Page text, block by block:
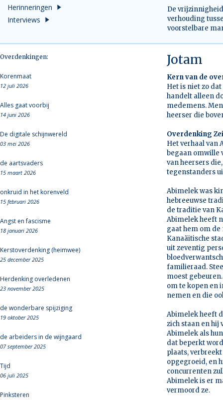
Herinneringen
Interviews
De
verhouding
voorstelbare
Overdenkingen:
Korenmaat
12 juli 2026
Alles gaat voorbij
14 juni 2026
De digitale schijnwereld
03 mei 2026
de aartsvaders
15 maart 2026
onkruid in het korenveld
15 februari 2026
Angst en fascisme
18 januari 2026
Kerstoverdenking (heimwee)
25 december 2025
Herdenking overledenen
23 november 2025
de wonderbare spijziging
19 oktober 2025
de arbeiders in de wijngaard
07 september 2025
Tijd
06 juli 2025
Pinksteren
Jotam
Kern van de
Het is niet zo
handelt alleen
medemens.
heerser die
Overdenking
Het verhaal van
begaan omwille
van heersers
tegenstanders
Abimelek was
hebreeuwse
de traditie van
Abimelek heeft
gaat hem om de
Kanaäitische
uit zeventig
familieraad.
moest
om te kopen en
nemen en die
Abimelek heeft
zich staan en hij
Abimelek als
dat beperkt
plaats,
opgegroeid, en
concurrenten
Abimelek is er
vermoord ze.